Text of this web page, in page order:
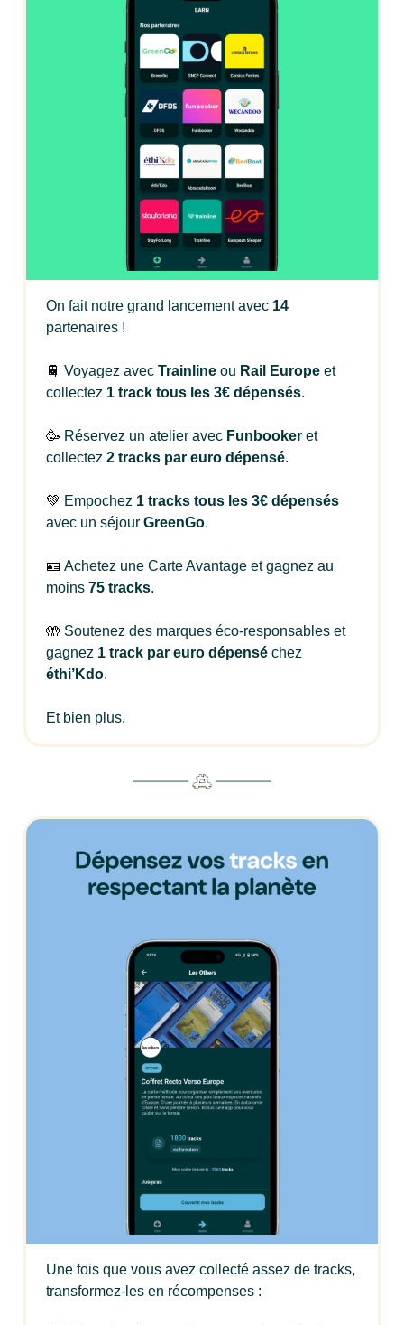
On fait notre grand lancement avec 14
partenaires !
🚆 Voyagez avec Trainline ou Rail Europe et
collectez 1 track tous les 3€ dépensés.
🥳 Réservez un atelier avec Funbooker et
collectez 2 tracks par euro dépensé.
💚 Empochez 1 tracks tous les 3€ dépensés
avec un séjour GreenGo.
🪪 Achetez une Carte Avantage et gagnez au
moins 75 tracks.
🤲 Soutenez des marques éco-responsables et
gagnez 1 track par euro dépensé chez
éthi’Kdo.
Et bien plus.
Une fois que vous avez collecté assez de tracks,
transformez-les en récompenses :